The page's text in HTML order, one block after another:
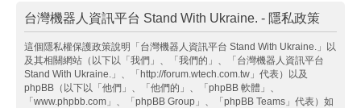
台灣機器人資訊平台 Stand With Ukraine. - 隱私政策
這個隱私權保護政策說明「台灣機器人資訊平台 Stand With Ukraine.」以
及其相關網站（以下以「我們」、「我們的」、「台灣機器人資訊平台
Stand With Ukraine.」、「http://forum.wtech.com.tw」代表）以及
phpBB（以下以「他們」、「他們的」、「phpBB 軟體」、
「www.phpbb.com」、「phpBB Group」、「phpBB Teams」代表）如